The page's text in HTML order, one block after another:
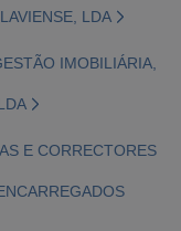
LDA
IMOBILIÁRIA,
E CORRECTORES